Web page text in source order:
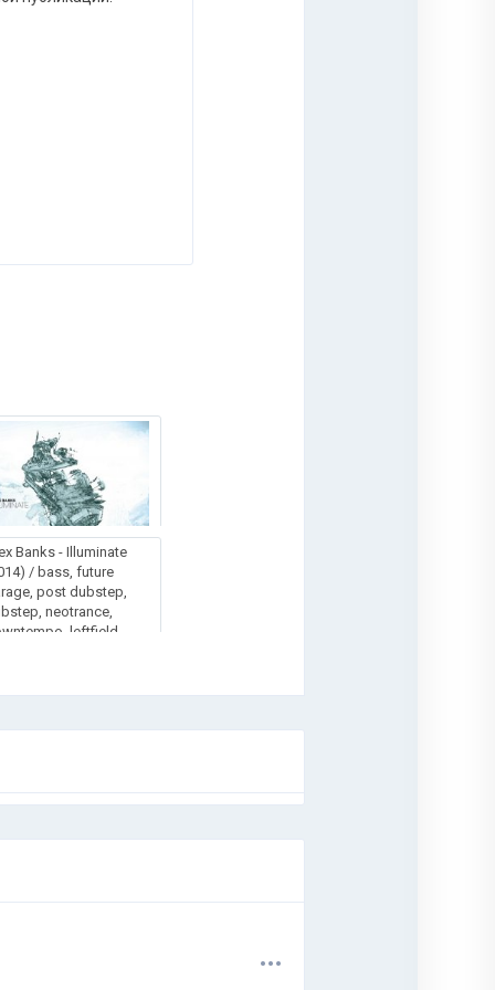
Banks - Illuminate
/ bass, future
post dubstep,
neotrance,
leftfield
...